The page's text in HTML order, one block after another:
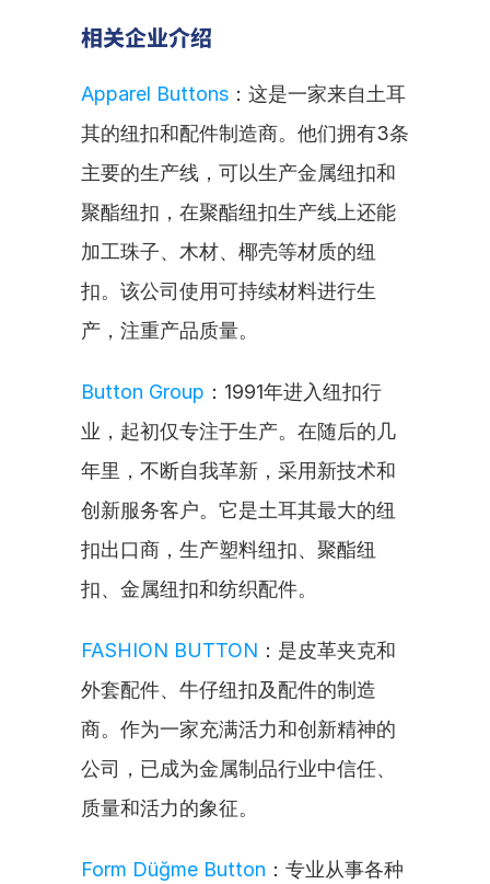
相关企业介绍
Apparel Buttons ：这是一家来自土耳
其的纽扣和配件制造商。他们拥有3条
主要的生产线，可以生产金属纽扣和
聚酯纽扣，在聚酯纽扣生产线上还能
加工珠子、木材、椰壳等材质的纽
扣。该公司使用可持续材料进行生
产，注重产品质量。
Button Group ：1991年进入纽扣行
业，起初仅专注于生产。在随后的几
年里，不断自我革新，采用新技术和
创新服务客户。它是土耳其最大的纽
扣出口商，生产塑料纽扣、聚酯纽
扣、金属纽扣和纺织配件。
FASHION BUTTON ：是皮革夹克和
外套配件、牛仔纽扣及配件的制造
商。作为一家充满活力和创新精神的
公司，已成为金属制品行业中信任、
质量和活力的象征。
Form Düğme Button ：专业从事各种